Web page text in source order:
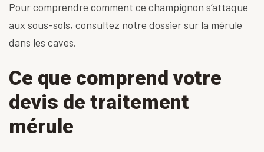
Pour comprendre comment ce champignon s’attaque
aux sous-sols, consultez notre dossier sur la mérule
dans les caves.
Ce que comprend votre
devis de traitement
mérule